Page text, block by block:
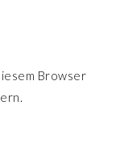
Browser